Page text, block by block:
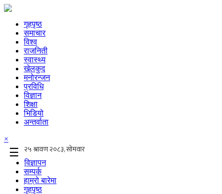
गृहपृष्ठ
समाचार
विश्व
राजनिती
स्वास्थ्य
खेलकुद
मनोरन्जन
प्रविधि
विज्ञान
शिक्षा
भिडियो
अन्तर्वाता
×
☰
विज्ञापन
सम्पर्क
हाम्रो बारेमा
गृहपृष्ठ